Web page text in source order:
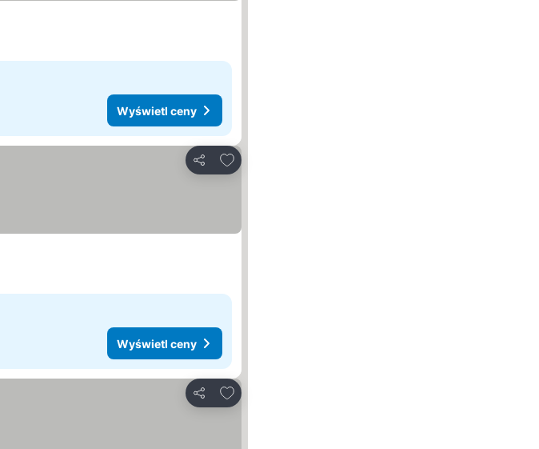
Wyświetl ceny
Udostępnij
Dodaj do ulubionych
Wyświetl ceny
Udostępnij
Dodaj do ulubionych